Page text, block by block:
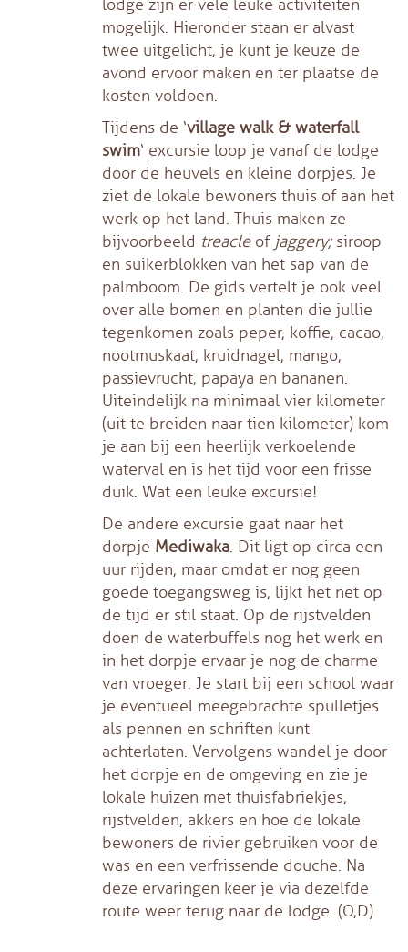
lodge zijn er vele leuke activiteiten
mogelijk. Hieronder staan er alvast
twee uitgelicht, je kunt je keuze de
avond ervoor maken en ter plaatse de
kosten voldoen.
Tijdens de ‘village walk & waterfall
swim‘ excursie loop je vanaf de lodge
door de heuvels en kleine dorpjes. Je
ziet de lokale bewoners thuis of aan het
werk op het land. Thuis maken ze
bijvoorbeeld treacleofjaggery; siroop
en suikerblokken van het sap van de
palmboom. De gids vertelt je ook veel
over alle bomen en planten die jullie
tegenkomen zoals peper, koffie, cacao,
nootmuskaat, kruidnagel, mango,
passievrucht, papaya en bananen.
Uiteindelijk na minimaal vier kilometer
(uit te breiden naar tien kilometer) kom
je aan bij een heerlijk verkoelende
waterval en is het tijd voor een frisse
duik. Wat een leuke excursie!
De andere excursie gaat naar het
dorpje Mediwaka. Dit ligt op circa een
uur rijden, maar omdat er nog geen
goede toegangsweg is, lijkt het net op
de tijd er stil staat. Op de rijstvelden
doen de waterbuffels nog het werk en
in het dorpje ervaar je nog de charme
van vroeger. Je start bij een school waar
je eventueel meegebrachte spulletjes
als pennen en schriften kunt
achterlaten. Vervolgens wandel je door
het dorpje en de omgeving en zie je
lokale huizen met thuisfabriekjes,
rijstvelden, akkers en hoe de lokale
bewoners de rivier gebruiken voor de
was en een verfrissende douche. Na
deze ervaringen keer je via dezelfde
route weer terug naar de lodge. (O,D)